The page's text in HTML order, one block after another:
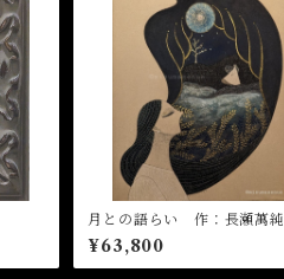
月との語らい 作：長瀬萬純
¥63,800